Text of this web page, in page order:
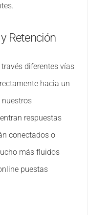
Retención
diferentes vías
hacia un
nuestros
respuestas
conectados o
más fluidos
puestas